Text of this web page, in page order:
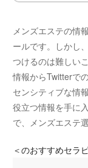
メンズエステの情
ールです。しかし
つけるのは難しい
情報からTwitterで
センシティブな情
役立つ情報を手に
で、メンズエステ
＜のおすすめセラ